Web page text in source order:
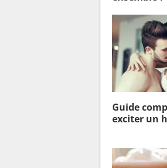
Guide
exciter un